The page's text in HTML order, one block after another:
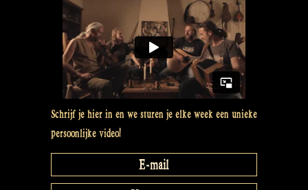
Schrijf je hier in en we sturen je elke week een unieke
persoonlijke video!